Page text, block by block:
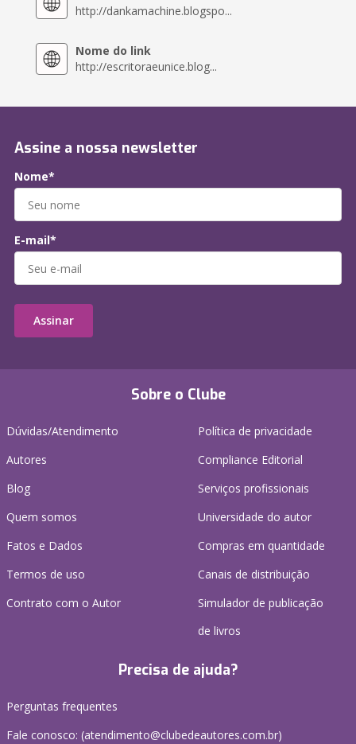
http://dankamachine.blogspo...
Nome do link
http://escritoraeunice.blog...
Sobre o Clube
Dúvidas/Atendimento
Autores
Blog
Quem somos
Fatos e Dados
Termos de uso
Contrato com o Autor
Política de privacidade
Compliance Editorial
Serviços profissionais
Universidade do autor
Compras em quantidade
Canais de distribuição
Simulador de publicação
de livros
Precisa de ajuda?
Perguntas frequentes
Fale conosco: (atendimento@clubedeautores.com.br)
Assine a nossa newsletter
Nome*
E-mail*
Assinar